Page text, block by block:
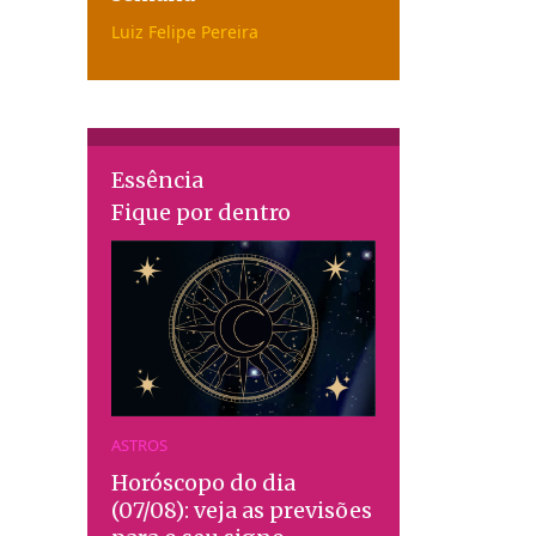
Luiz Felipe Pereira
Essência
Fique por dentro
ASTROS
Horóscopo do dia
(07/08): veja as previsões